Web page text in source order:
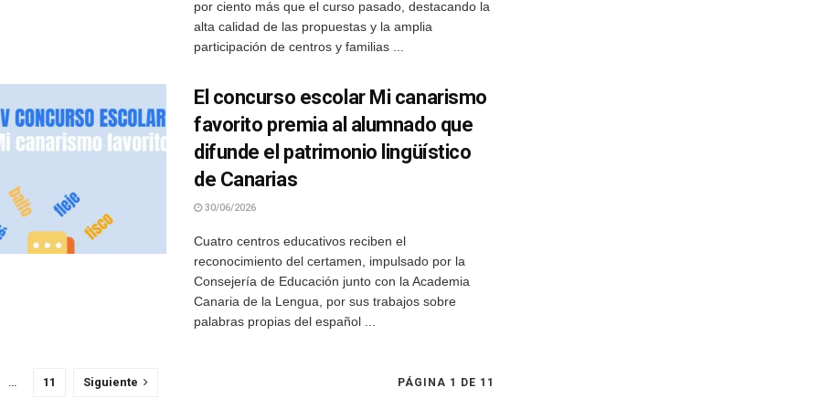
por ciento más que el curso pasado, destacando la
alta calidad de las propuestas y la amplia
participación de centros y familias ...
El concurso escolar Mi canarismo
favorito premia al alumnado que
difunde el patrimonio lingüístico
de Canarias
30/06/2026
Cuatro centros educativos reciben el
reconocimiento del certamen, impulsado por la
Consejería de Educación junto con la Academia
Canaria de la Lengua, por sus trabajos sobre
palabras propias del español ...
PÁGINA 1 DE 11
… 11 Siguiente